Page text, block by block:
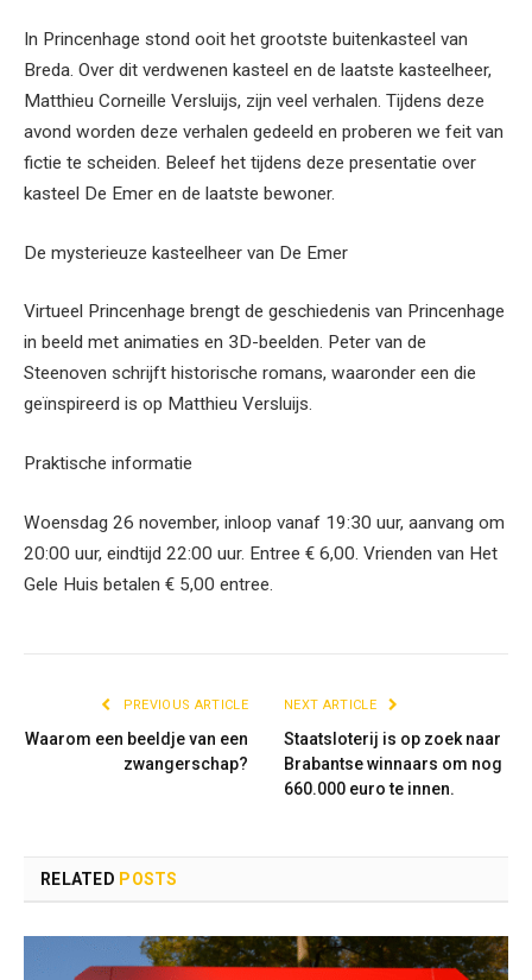
In Princenhage stond ooit het grootste buitenkasteel van
Breda. Over dit verdwenen kasteel en de laatste kasteelheer,
Matthieu Corneille Versluijs, zijn veel verhalen. Tijdens deze
avond worden deze verhalen gedeeld en proberen we feit van
fictie te scheiden. Beleef het tijdens deze presentatie over
kasteel De Emer en de laatste bewoner.
De mysterieuze kasteelheer van De Emer
Virtueel Princenhage brengt de geschiedenis van Princenhage
in beeld met animaties en 3D-beelden. Peter van de
Steenoven schrijft historische romans, waaronder een die
geïnspireerd is op Matthieu Versluijs.
Praktische informatie
Woensdag 26 november, inloop vanaf 19:30 uur, aanvang om
20:00 uur, eindtijd 22:00 uur. Entree € 6,00. Vrienden van Het
Gele Huis betalen € 5,00 entree.
PREVIOUS ARTICLE
Waarom een beeldje van een
zwangerschap?
NEXT ARTICLE
Staatsloterij is op zoek naar
Brabantse winnaars om nog
660.000 euro te innen.
RELATED POSTS